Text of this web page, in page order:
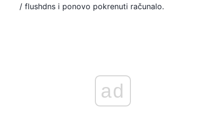
/ flushdns i ponovo pokrenuti računalo.
ad